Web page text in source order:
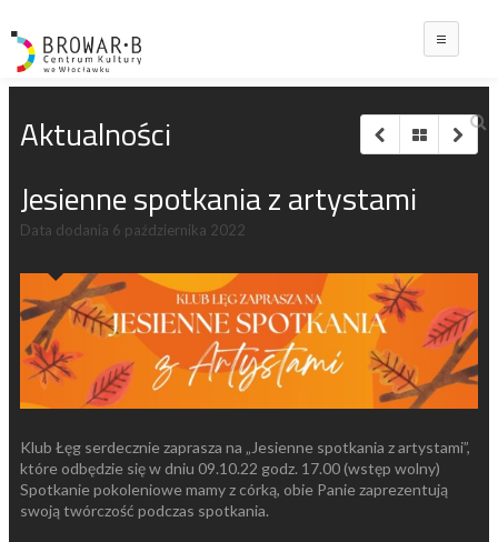
Aktualności
Jesienne spotkania z artystami
Data dodania 6 października 2022
Klub Łęg serdecznie zaprasza na „Jesienne spotkania z artystami”,
które odbędzie się w dniu 09.10.22 godz. 17.00 (wstęp wolny)
Spotkanie pokoleniowe mamy z córką, obie Panie zaprezentują
swoją twórczość podczas spotkania.